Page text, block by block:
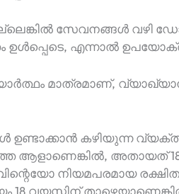
സേവനങ്ങൾ വഴി
എന്നാൽ
മാത്രമാണ്,
ഉണ്ടാക്കാൻ കഴിയുന്ന
ആളാണെങ്കിൽ,
നിയമപരമായ
വയസ്സിന്